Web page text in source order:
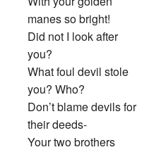
manes so bright!
Did not I look after
you?
What foul devil stole
you? Who?
Don’t blame devils for
their deeds-
Your two brothers